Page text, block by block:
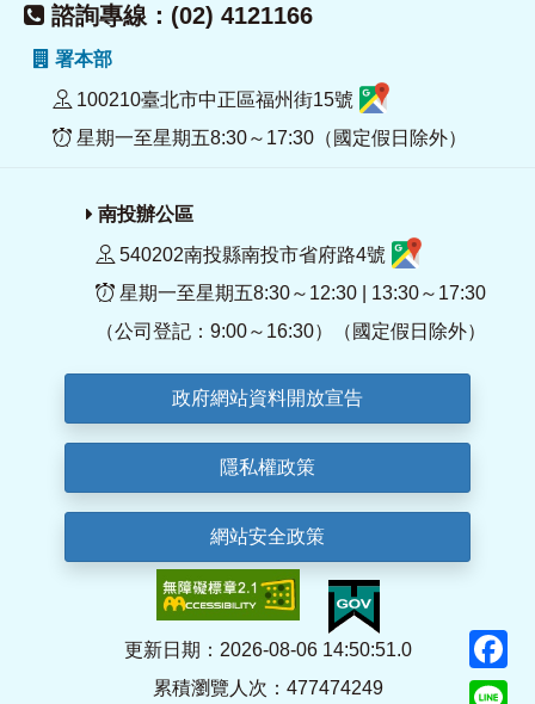
諮詢專線：(02) 4121166
署本部
100210臺北市中正區福州街15號
星期一至星期五8:30～17:30（國定假日除外）
南投辦公區
540202南投縣南投市省府路4號
星期一至星期五8:30～12:30 | 13:30～17:30
（公司登記：9:00～16:30）（國定假日除外）
政府網站資料開放宣告
隱私權政策
網站安全政策
更新日期：2026-08-06 14:50:51.0
累積瀏覽人次：477474249